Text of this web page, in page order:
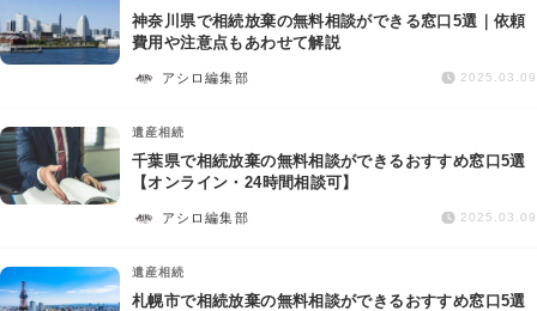
交通事故
労働問題
債権回収
IT・ネット
神奈川県で相続放棄の無料相談ができる窓口5選｜依頼
費用や注意点もあわせて解説
アシロ編集部 2025.03.09
遺産相続
千葉県で相続放棄の無料相談ができるおすすめ窓口5選
【オンライン・24時間相談可】
アシロ編集部 2025.03.09
遺産相続
札幌市で相続放棄の無料相談ができるおすすめ窓口5選